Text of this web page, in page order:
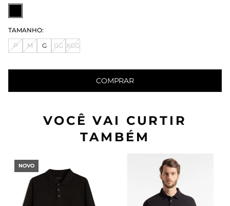
TAMANHO:
P
M G GG XGG
COMPRAR
VOCÊ VAI CURTIR
TAMBÉM
NOVO